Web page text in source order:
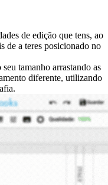
de edição que tens, ao
de a teres posicionado no
tamanho arrastando as
diferente, utilizando